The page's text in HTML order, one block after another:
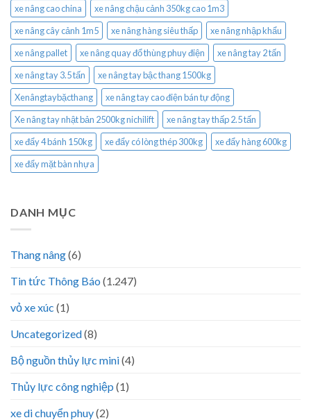
xe nâng cao china
xe nâng chậu cảnh 350kg cao 1m3
xe nâng cây cảnh 1m5
xe nâng hàng siêu thấp
xe nâng nhập khẩu
xe nâng pallet
xe nâng quay đổ thùng phuy điện
xe nâng tay 2 tấn
xe nâng tay 3.5 tấn
xe nâng tay bậc thang 1500kg
Xenângtaybặcthang
xe nâng tay cao điện bán tự động
Xe nâng tay nhật bản 2500kg nichilift
xe nâng tay thấp 2.5 tấn
xe đẩy 4 bánh 150kg
xe đẩy có lòng thép 300kg
xe đẩy hàng 600kg
xe đẩy mặt bàn nhựa
DANH MỤC
Thang nâng(6)
Tin tức Thông Báo (1.247)
vỏ xe xúc (1)
Uncategorized(8)
Bộ nguồn thủy lực mini(4)
Thủy lực công nghiệp (1)
xe di chuyển phuy(2)